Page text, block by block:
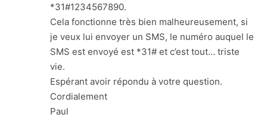
*31#1234567890.
Cela fonctionne très bien malheureusement, si
je veux lui envoyer un SMS, le numéro auquel le
SMS est envoyé est *31# et c’est tout… triste
vie.
Espérant avoir répondu à votre question.
Cordialement
Paul